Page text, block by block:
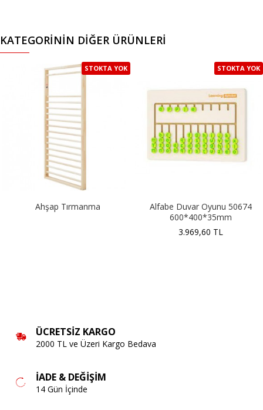
KATEGORININ DIĞER ÜRÜNLERI
STOKTA YOK
Ahşap Tırmanma
STOKTA YOK
Alfabe Duvar Oyunu 50674
600*400*35mm
3.969,60 TL
ÜCRETSIZ KARGO
2000 TL ve Üzeri Kargo Bedava
İADE & DEĞIŞIM
14 Gün İçinde